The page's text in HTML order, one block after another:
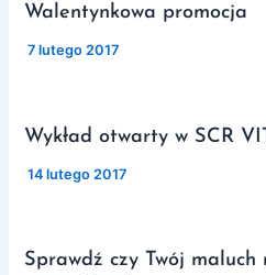
Walentynkowa promocja
/
7 lutego 2017
Wykład otwarty w SCR
/
14 lutego 2017
Sprawdź czy Twój maluch